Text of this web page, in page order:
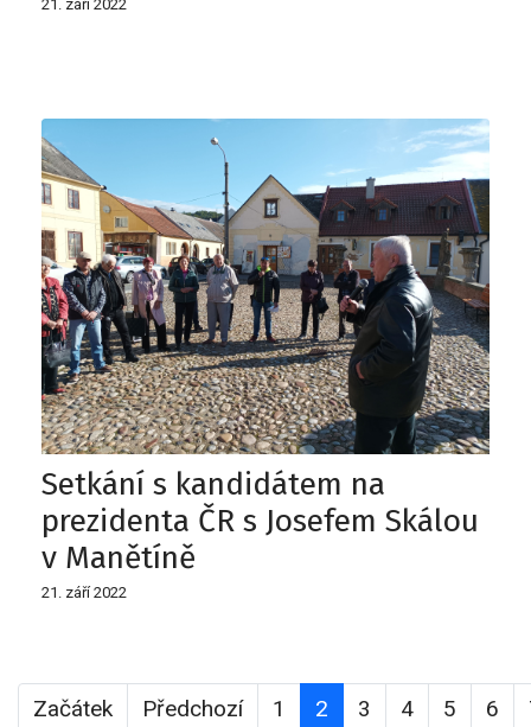
21. září 2022
Setkání s kandidátem na
prezidenta ČR s Josefem Skálou
v Manětíně
21. září 2022
Začátek Předchozí 1 2 3 4 5 6